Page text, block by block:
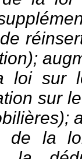
loi sur
sur
la loi